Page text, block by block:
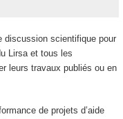
discussion scientifique pour
Lirsa et tous les
leurs travaux publiés ou en
de projets d’aide